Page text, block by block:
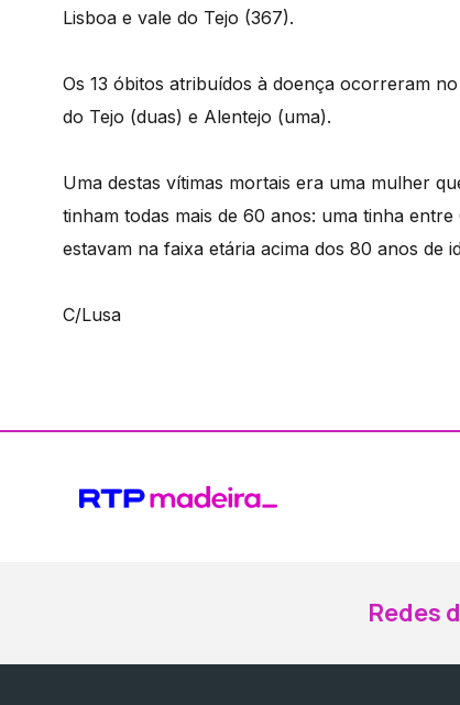
Lisboa e vale do Tejo (367).
Os 13 óbitos atribuídos à doença ocorreram
do Tejo (duas) e Alentejo (uma).
Uma destas vítimas mortais era uma mulher
tinham todas mais de 60 anos: uma tinha
estavam na faixa etária acima dos 80 anos de
C/Lusa
Redes